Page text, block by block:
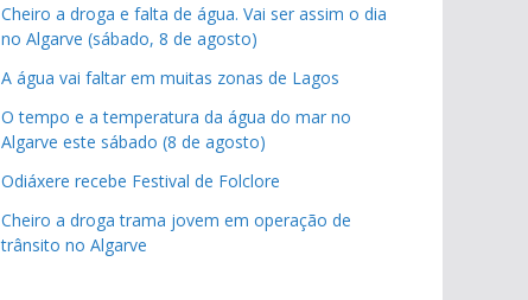
Cheiro a droga e falta de água. Vai ser assim o dia
no Algarve (sábado, 8 de agosto)
A água vai faltar em muitas zonas de Lagos
O tempo e a temperatura da água do mar no
Algarve este sábado (8 de agosto)
Odiáxere recebe Festival de Folclore
Cheiro a droga trama jovem em operação de
trânsito no Algarve